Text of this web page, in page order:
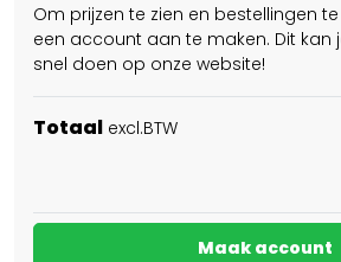
Om prijzen te zien en bestellingen
een account aan te maken. Dit kan
snel doen op onze website!
Totaal excl.BTW
Maak account